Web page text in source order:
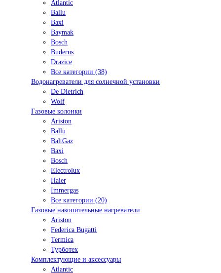
Atlantic
Ballu
Baxi
Baymak
Bosch
Buderus
Drazice
Все категории (38)
Водонагреватели для солнечной установки
De Dietrich
Wolf
Газовые колонки
Ariston
Ballu
BaltGaz
Baxi
Bosсh
Electrolux
Haier
Immergas
Все категории (20)
Газовые накопительные нагреватели
Ariston
Federica Bugatti
Termica
Турботех
Комплектующие и аксессуары
Atlantic